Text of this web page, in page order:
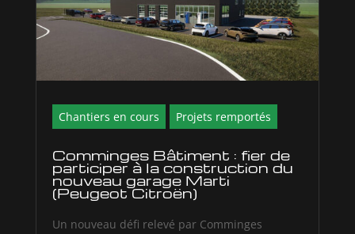
Chantiers en cours Projets remportés
Comminges Bâtiment : fier de
participer à la construction du
nouveau garage Marti
(Peugeot Citroën)
Un nouveau défi relevé par Comminges